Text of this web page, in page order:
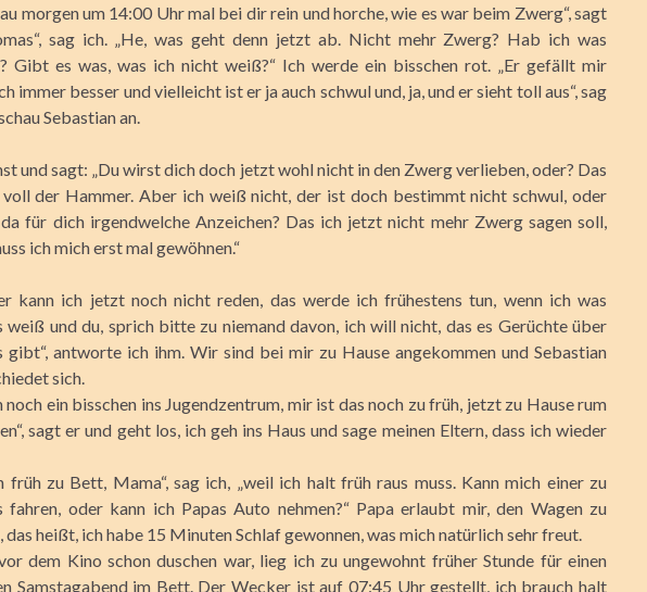
morgen um 14:00 Uhr mal bei dir rein und horche, wie es war beim Zwerg“, sagt
sag ich. „He, was geht denn jetzt ab. Nicht mehr Zwerg? Hab ich was
Gibt es was, was ich nicht weiß?“ Ich werde ein bisschen rot. „Er gefällt mir
immer besser und vielleicht ist er ja auch schwul und, ja, und er sieht toll aus“, sag
Sebastian an.
und sagt: „Du wirst dich doch jetzt wohl nicht in den Zwerg verlieben, oder? Das
der Hammer. Aber ich weiß nicht, der ist doch bestimmt nicht schwul, oder
für dich irgendwelche Anzeichen? Das ich jetzt nicht mehr Zwerg sagen soll,
ich mich erst mal gewöhnen.“
kann ich jetzt noch nicht reden, das werde ich frühestens tun, wenn ich was
weiß und du, sprich bitte zu niemand davon, ich will nicht, das es Gerüchte über
gibt“, antworte ich ihm. Wir sind bei mir zu Hause angekommen und Sebastian
sich.
noch ein bisschen ins Jugendzentrum, mir ist das noch zu früh, jetzt zu Hause rum
sagt er und geht los, ich geh ins Haus und sage meinen Eltern, dass ich wieder
früh zu Bett, Mama“, sag ich, „weil ich halt früh raus muss. Kann mich einer zu
fahren, oder kann ich Papas Auto nehmen?“ Papa erlaubt mir, den Wagen zu
das heißt, ich habe 15 Minuten Schlaf gewonnen, was mich natürlich sehr freut.
dem Kino schon duschen war, lieg ich zu ungewohnt früher Stunde für einen
Samstagabend im Bett. Der Wecker ist auf 07:45 Uhr gestellt, ich brauch halt